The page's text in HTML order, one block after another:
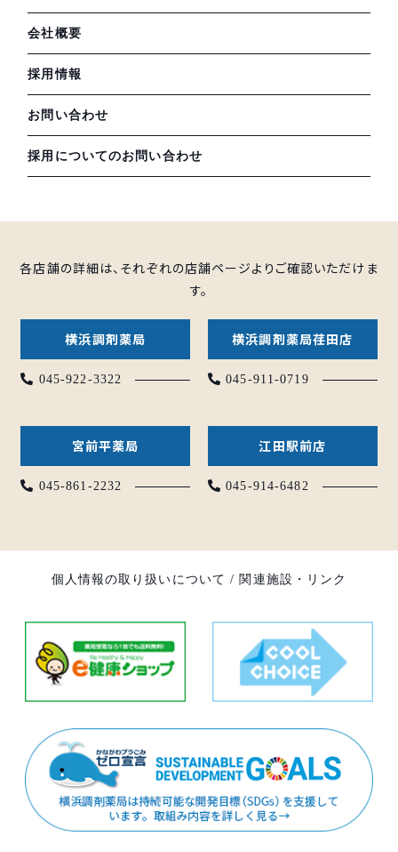
会社概要
採用情報
お問い合わせ
採用についてのお問い合わせ
各店舗の詳細は、それぞれの店舗ページよりご確認いただけま
す。
横浜調剤薬局
045-922-3322
横浜調剤薬局荏田店
045-911-0719
宮前平薬局
045-861-2232
江田駅前店
045-914-6482
個人情報の取り扱いについて / 関連施設・リンク